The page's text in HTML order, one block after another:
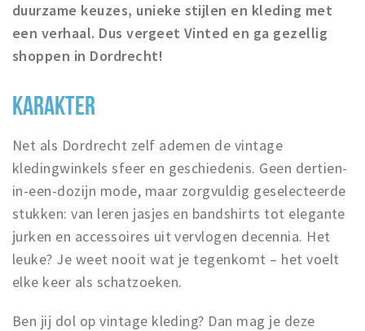
Uitjes & activiteiten
Toeristische routes
Natuur
Inloggen
duurzame keuzes, unieke stijlen en kleding met
een verhaal. Dus vergeet Vinted en ga gezellig
shoppen in Dordrecht!
KARAKTER
Net als Dordrecht zelf ademen de vintage
kledingwinkels sfeer en geschiedenis. Geen dertien-
in-een-dozijn mode, maar zorgvuldig geselecteerde
stukken: van leren jasjes en bandshirts tot elegante
jurken en accessoires uit vervlogen decennia. Het
leuke? Je weet nooit wat je tegenkomt – het voelt
elke keer als schatzoeken.
Ben jij dol op vintage kleding? Dan mag je deze